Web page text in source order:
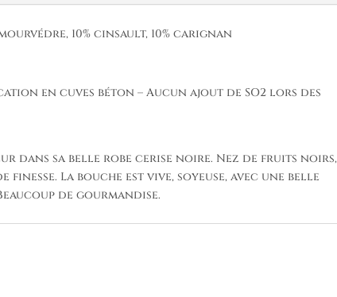
10% cinsault, 10% carignan
en cuves béton – Aucun ajout de SO2 lors des
dans sa belle robe cerise noire. Nez de fruits noirs,
finesse. La bouche est vive, soyeuse, avec une belle
de gourmandise.